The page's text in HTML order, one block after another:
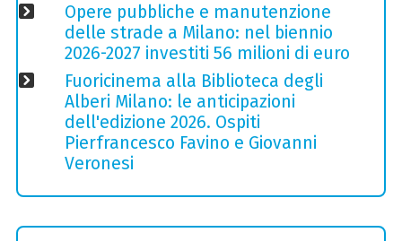
Opere pubbliche e manutenzione
delle strade a Milano: nel biennio
2026-2027 investiti 56 milioni di euro
Fuoricinema alla Biblioteca degli
Alberi Milano: le anticipazioni
dell'edizione 2026. Ospiti
Pierfrancesco Favino e Giovanni
Veronesi